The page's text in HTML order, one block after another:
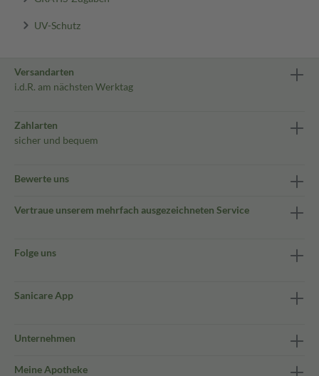
UV-Schutz
Versandarten
i.d.R. am nächsten Werktag
Zahlarten
sicher und bequem
Bewerte uns
Vertraue unserem mehrfach ausgezeichneten Service
Folge uns
Sanicare App
Unternehmen
Meine Apotheke